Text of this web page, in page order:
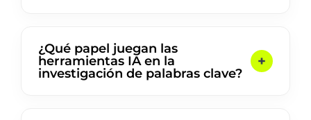
¿Qué papel juegan las
herramientas IA en la
investigación de palabras clave?